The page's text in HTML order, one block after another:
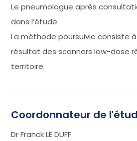
Le pneumologue après
dans l’étude.
La méthode poursuivie consiste
résultat des scanners low-dose
territoire.
Coordonnateur de
Dr Franck LE DUFF